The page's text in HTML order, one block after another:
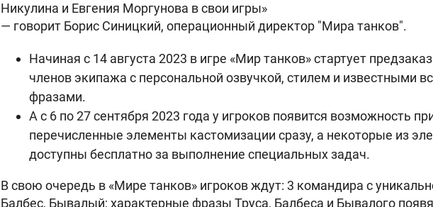
Никулина и Евгения Моргунова в свои игры»
— говорит Борис Синицкий, операционный директор "Мира танков".
Начиная с 14 августа 2023 в игре «Мир танков» стартует
членов экипажа с персональной озвучкой, стилем и известными
фразами.
А с 6 по 27 сентября 2023 года у игроков появится возможность
перечисленные элементы кастомизации сразу, а некоторые из
доступны бесплатно за выполнение специальных задач.
В свою очередь в «Мире танков» игроков ждут: 3 командира с
Балбес, Бывалый; характерные фразы Труса, Балбеса и Бывалого